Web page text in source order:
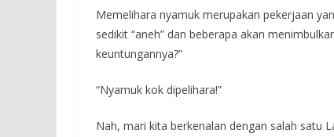
Memelihara nyamuk merupakan pekerjaan
sedikit “aneh” dan beberapa akan
keuntungannya?”
“Nyamuk kok dipelihara!”
Nah, mari kita berkenalan dengan salah satu